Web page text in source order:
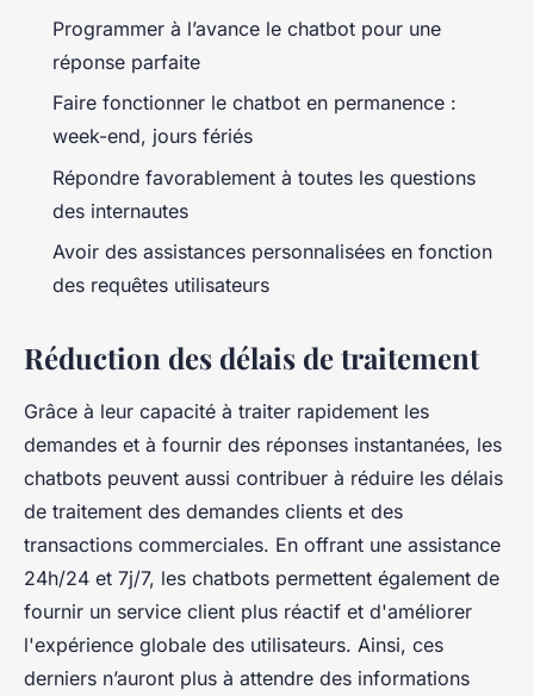
Programmer à l’avance le chatbot pour une
réponse parfaite
Faire fonctionner le chatbot en permanence :
week-end, jours fériés
Répondre favorablement à toutes les questions
des internautes
Avoir des assistances personnalisées en fonction
des requêtes utilisateurs
Réduction des délais de traitement
Grâce à leur capacité à traiter rapidement les
demandes et à fournir des réponses instantanées, les
chatbots peuvent aussi contribuer à réduire les délais
de traitement des demandes clients et des
transactions commerciales. En offrant une assistance
24h/24 et 7j/7, les chatbots permettent également de
fournir un service client plus réactif et d'améliorer
l'expérience globale des utilisateurs. Ainsi, ces
derniers n’auront plus à attendre des informations